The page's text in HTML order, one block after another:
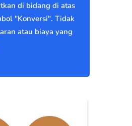
di bidang di atas
"Konversi". Tidak
atau biaya yang